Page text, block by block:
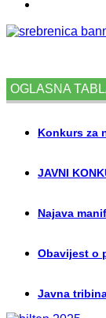
OGLASNA
Konkurs za
JAVNI
Najava
Obavijest o
Javna